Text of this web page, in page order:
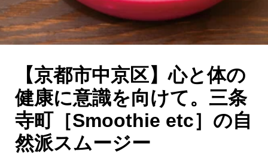
SERIES
CULTURE
ABOUT US
Instagram
チケットプレゼント応募
【京都市中京区】心と体の
健康に意識を向けて。三条
寺町［Smoothie etc］の自
然派スムージー